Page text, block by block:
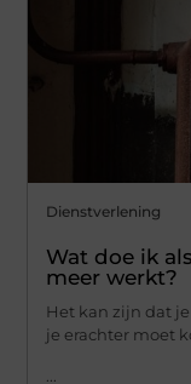
Dienstverlening
Wat doe ik
meer werkt?
Het kan zijn dat
je erachter moet